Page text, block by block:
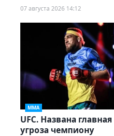
07 августа 2026 14:12
ММА
UFC. Названа главная
угроза чемпиону